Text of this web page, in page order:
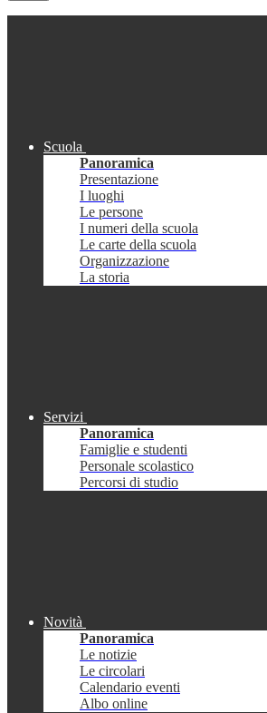
Scuola
Panoramica
Presentazione
I luoghi
Le persone
I numeri della scuola
Le carte della scuola
Organizzazione
La storia
Servizi
Panoramica
Famiglie e studenti
Personale scolastico
Percorsi di studio
Novità
Panoramica
Le notizie
Le circolari
Calendario eventi
Albo online